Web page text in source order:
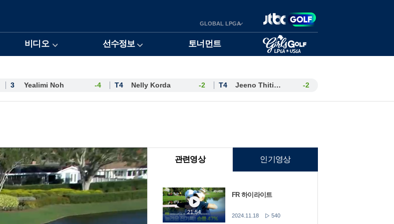
GLOBAL LPGA
비디오 선수정보 토너먼트
3 Yealimi Noh -4 T4 Nelly Korda -2 T4 Jeeno Thitikul -2
관련영상 인기영상
21:54
FR 하이라이트
2024.11.18 540